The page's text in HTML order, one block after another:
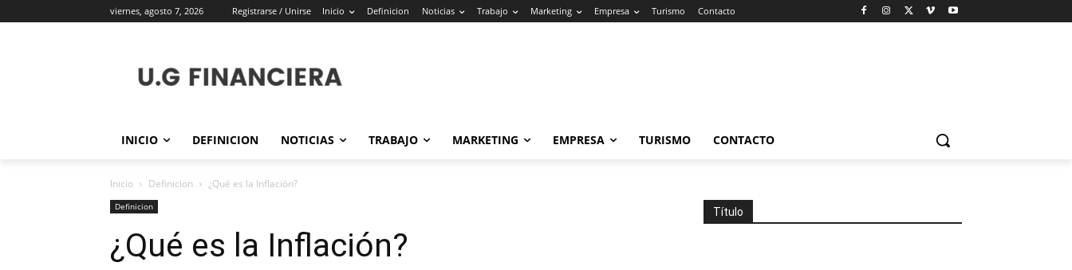
viernes, agosto 7, 2026 Registrarse / Unirse Inicio Definicion Noticias Trabajo Marketing Empresa Turismo Contacto
INICIO DEFINICION NOTICIAS TRABAJO MARKETING EMPRESA TURISMO CONTACTO
Inicio Definicion ¿Qué es la Inflación?
Definicion
¿Qué es la Inflación?
Título